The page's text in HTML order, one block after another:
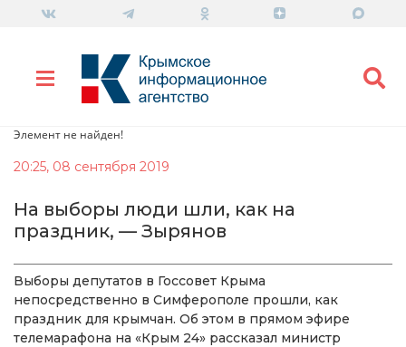
Элемент не найден!
20:25, 08 сентября 2019
На выборы люди шли, как на
праздник, — Зырянов
Выборы депутатов в Госсовет Крыма
непосредственно в Симферополе прошли, как
праздник для крымчан. Об этом в прямом эфире
телемарафона на «Крым 24» рассказал министр